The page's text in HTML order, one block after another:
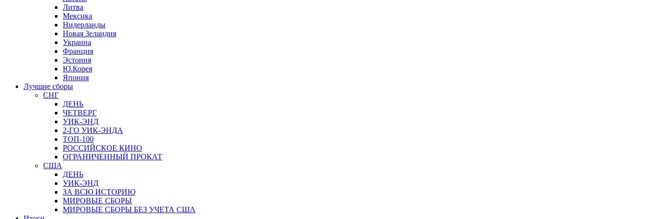
Литва
Мексика
Нидерланды
Новая Зеландия
Украина
Франция
Эстония
Ю.Корея
Япония
Лучшие сборы
СНГ
ДЕНЬ
ЧЕТВЕРГ
УИК-ЭНД
2-ГО УИК-ЭНДА
ТОП-100
РОССИЙСКОЕ КИНО
ОГРАНИЧЕННЫЙ ПРОКАТ
США
ДЕНЬ
УИК-ЭНД
ЗА ВСЮ ИСТОРИЮ
МИРОВЫЕ СБОРЫ
МИРОВЫЕ СБОРЫ БЕЗ УЧЕТА США